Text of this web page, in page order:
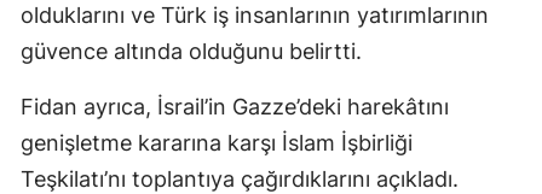
olduklarını ve Türk iş insanlarının yatırımlarının
güvence altında olduğunu belirtti.
Fidan ayrıca, İsrail’in Gazze’deki harekâtını
genişletme kararına karşı İslam İşbirliği
Teşkilatı’nı toplantıya çağırdıklarını açıkladı.